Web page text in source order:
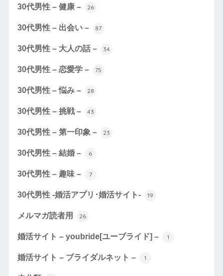
30代男性 – 健康 – 26
30代男性 – 出会い – 87
30代男性 – 大人の話 – 34
30代男性 – 恋愛学 – 75
30代男性 – 悩み – 28
30代男性 – 挑戦 – 43
30代男性 – 第一印象 – 23
30代男性 – 結婚 – 6
30代男性 – 趣味 – 7
30代男性 -婚活アプリ･婚活サイト- 19
メルマガ読者用 26
婚活サイト – youbride[ユーブライド] – 1
婚活サイト – ブライダルネット – 1